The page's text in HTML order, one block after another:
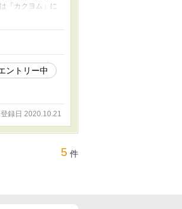
「カクヨム」に
年の方はご遠慮
ントリー中
登録日 2020.10.21
5 件